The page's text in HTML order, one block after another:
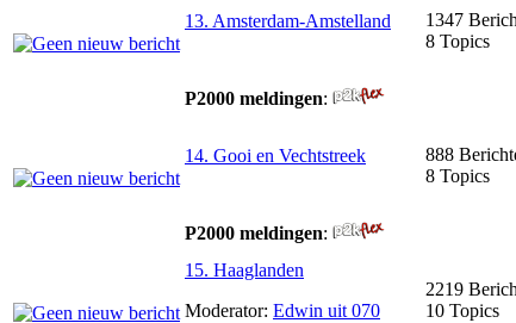
13. Amsterdam-Amstelland
1347
8 Topics
P2000 meldingen:
14. Gooi en Vechtstreek
888
8 Topics
P2000 meldingen:
15. Haaglanden
Moderator: Edwin uit 070
2219
10 Topics